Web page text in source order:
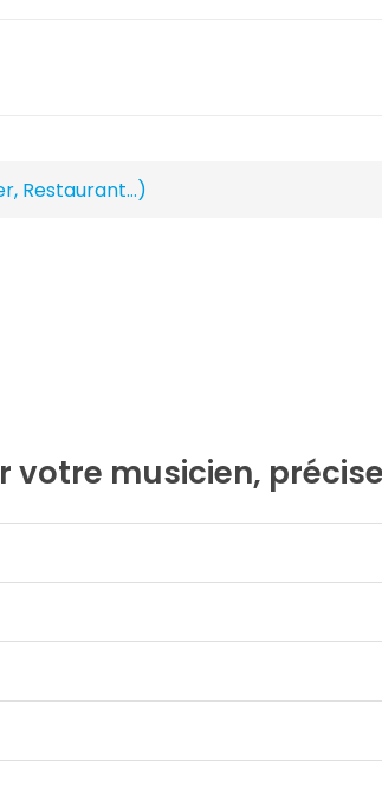
votre musicien,